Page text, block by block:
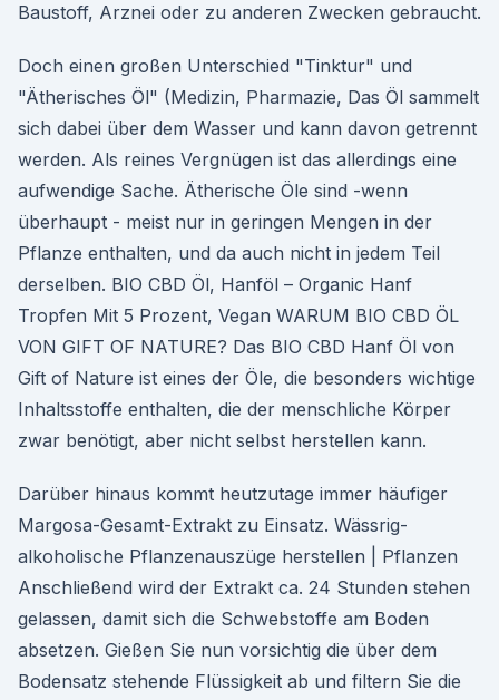
Baustoff, Arznei oder zu anderen Zwecken gebraucht.
Doch einen großen Unterschied "Tinktur" und
"Ätherisches Öl" (Medizin, Pharmazie, Das Öl sammelt
sich dabei über dem Wasser und kann davon getrennt
werden. Als reines Vergnügen ist das allerdings eine
aufwendige Sache. Ätherische Öle sind -wenn
überhaupt - meist nur in geringen Mengen in der
Pflanze enthalten, und da auch nicht in jedem Teil
derselben. BIO CBD Öl, Hanföl – Organic Hanf
Tropfen Mit 5 Prozent, Vegan WARUM BIO CBD ÖL
VON GIFT OF NATURE? Das BIO CBD Hanf Öl von
Gift of Nature ist eines der Öle, die besonders wichtige
Inhaltsstoffe enthalten, die der menschliche Körper
zwar benötigt, aber nicht selbst herstellen kann.
Darüber hinaus kommt heutzutage immer häufiger
Margosa-Gesamt-Extrakt zu Einsatz. Wässrig-
alkoholische Pflanzenauszüge herstellen | Pflanzen
Anschließend wird der Extrakt ca. 24 Stunden stehen
gelassen, damit sich die Schwebstoffe am Boden
absetzen. Gießen Sie nun vorsichtig die über dem
Bodensatz stehende Flüssigkeit ab und filtern Sie die